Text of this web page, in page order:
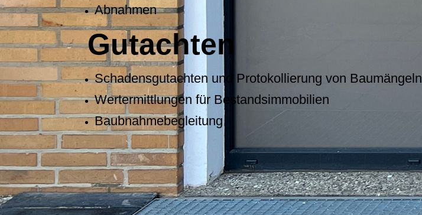
Abnahmen
Gutachten
Schadensgutachten und Protokollierung von Baumängeln
Wertermittlungen für Bestandsimmobilien
Baubnahmebegleitung